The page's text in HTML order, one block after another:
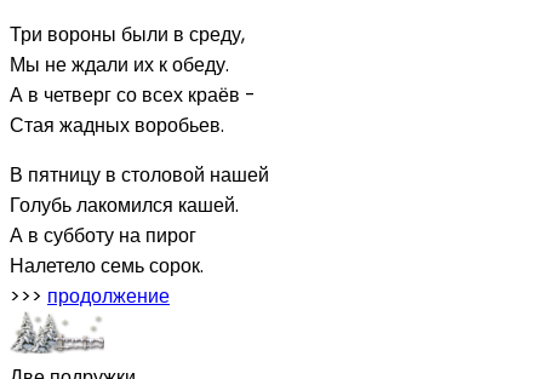
Три вороны были в среду,
Мы не ждали их к обеду.
А в четверг со всех краёв -
Стая жадных воробьев.
В пятницу в столовой нашей
Голубь лакомился кашей.
А в субботу на пирог
Налетело семь сорок.
>>> продолжение